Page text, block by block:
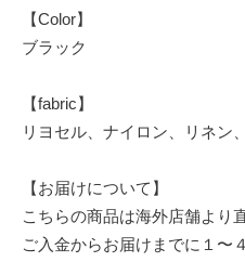
【Color】
ブラック
【fabric】
リヨセル、ナイロン、リネン
【お届けについて】
こちらの商品は海外店舗より
ご入金からお届けまでに１〜